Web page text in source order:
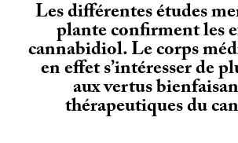
Les différentes études
plante confirment les
cannabidiol. Le corps
en effet s’intéresser de
aux vertus
thérapeutiques du